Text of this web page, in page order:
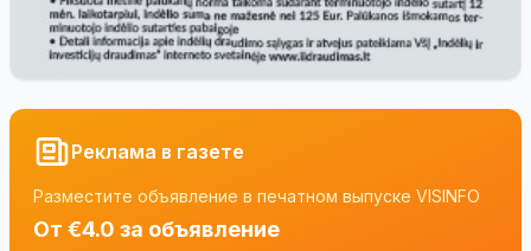
Реклама в газете
Разместите объявление в печатном выпуске VISINFO
От €4.0 за объявление